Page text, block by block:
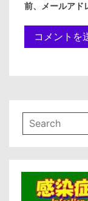
前、メールアド